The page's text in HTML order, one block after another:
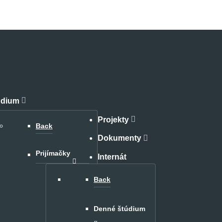
Back
Prijímačky
Back
Denné štúdium
Projekty
Dokumenty
Internát
Jedáleň
Kontakt